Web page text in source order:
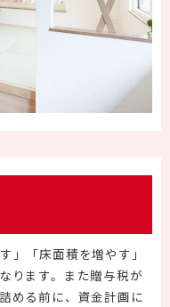
」「床面積を増やす」
ります。また贈与税が
める前に、資金計画に